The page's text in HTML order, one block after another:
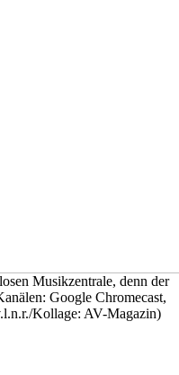
Musikzentrale, denn der
Google Chromecast,
Kollage: AV-Magazin)